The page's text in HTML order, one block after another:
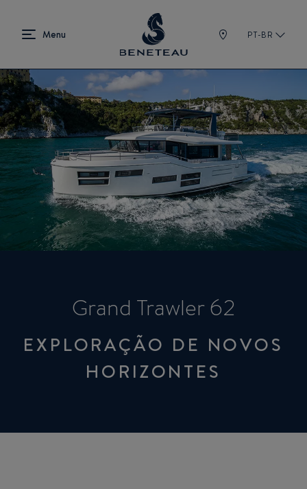
PT-BR
Grand Trawler 62
EXPLORAÇÃO DE NOVOS
HORIZONTES